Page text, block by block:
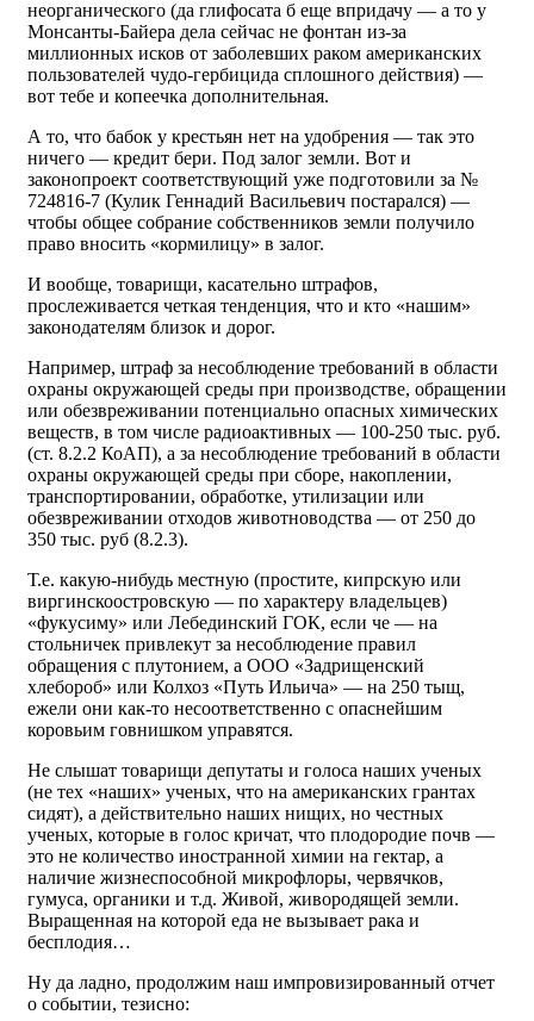
неорганического (да глифосата б еще впридачу — а то у
Монсанты-Байера дела сейчас не фонтан из-за
миллионных исков от заболевших раком американских
пользователей чудо-гербицида сплошного действия) —
вот тебе и копеечка дополнительная.
А то, что бабок у крестьян нет на удобрения — так это
ничего — кредит бери. Под залог земли. Вот и
законопроект соответствующий уже подготовили за №
724816-7 (Кулик Геннадий Васильевич постарался) —
чтобы общее собрание собственников земли получило
право вносить «кормилицу» в залог.
И вообще, товарищи, касательно штрафов,
прослеживается четкая тенденция, что и кто «нашим»
законодателям близок и дорог.
Например, штраф за несоблюдение требований в области
охраны окружающей среды при производстве, обращении
или обезвреживании потенциально опасных химических
веществ, в том числе радиоактивных — 100-250 тыс. руб.
(ст. 8.2.2 КоАП), а за несоблюдение требований в области
охраны окружающей среды при сборе, накоплении,
транспортировании, обработке, утилизации или
обезвреживании отходов животноводства — от 250 до
350 тыс. руб (8.2.3).
Т.е. какую-нибудь местную (простите, кипрскую или
виргинскоостровскую — по характеру владельцев)
«фукусиму» или Лебединский ГОК, если че — на
стольничек привлекут за несоблюдение правил
обращения с плутонием, а ООО «Задрищенский
хлебороб» или Колхоз «Путь Ильича» — на 250 тыщ,
ежели они как-то несоответственно с опаснейшим
коровьим говнишком управятся.
Не слышат товарищи депутаты и голоса наших ученых
(не тех «наших» ученых, что на американских грантах
сидят), а действительно наших нищих, но честных
ученых, которые в голос кричат, что плодородие почв —
это не количество иностранной химии на гектар, а
наличие жизнеспособной микрофлоры, червячков,
гумуса, органики и т.д. Живой, живородящей земли.
Выращенная на которой еда не вызывает рака и
бесплодия…
Ну да ладно, продолжим наш импровизированный отчет
о событии, тезисно: